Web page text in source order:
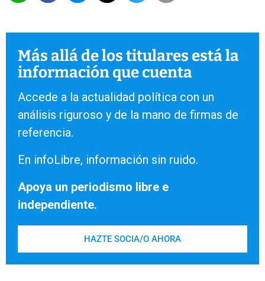
Más allá de los titulares está la
información que cuenta
Accede a la actualidad política con un
análisis riguroso y de la mano de firmas de
referencia.
En infoLibre, información sin ruido.
Apoya un periodismo libre e
independiente.
HAZTE SOCIA/O AHORA